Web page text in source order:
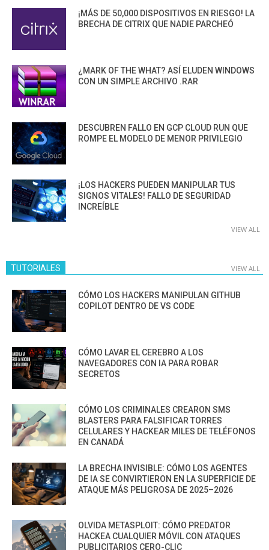
¡MÁS DE 50,000 DISPOSITIVOS EN RIESGO! LA
BRECHA DE CITRIX QUE NADIE PARCHEÓ
¿MARK OF THE WHAT? ASÍ ELUDEN WINDOWS
CON UN SIMPLE ARCHIVO .RAR
DESCUBREN FALLO EN GCP CLOUD RUN QUE
ROMPE EL MODELO DE MENOR PRIVILEGIO
¡LOS HACKERS PUEDEN MANIPULAR TUS
SIGNOS VITALES! FALLO DE SEGURIDAD
INCREÍBLE
VIEW ALL
TUTORIALES VIEW ALL
CÓMO LOS HACKERS MANIPULAN GITHUB
COPILOT DENTRO DE VS CODE
CÓMO LAVAR EL CEREBRO A LOS
NAVEGADORES CON IA PARA ROBAR
SECRETOS
CÓMO LOS CRIMINALES CREARON SMS
BLASTERS PARA FALSIFICAR TORRES
CELULARES Y HACKEAR MILES DE TELÉFONOS
EN CANADÁ
LA BRECHA INVISIBLE: CÓMO LOS AGENTES
DE IA SE CONVIRTIERON EN LA SUPERFICIE DE
ATAQUE MÁS PELIGROSA DE 2025–2026
OLVIDA METASPLOIT: CÓMO PREDATOR
HACKEA CUALQUIER MÓVIL CON ATAQUES
PUBLICITARIOS CERO-CLIC